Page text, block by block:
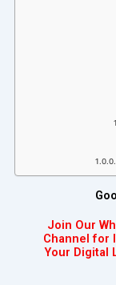
Join Our
Channel for
Your Digital